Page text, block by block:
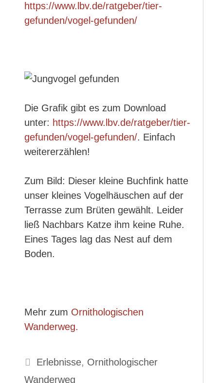
https://www.lbv.de/ratgeber/tier-
gefunden/vogel-gefunden/
Die Grafik gibt es zum Download
unter: https://www.lbv.de/ratgeber/tier-
gefunden/vogel-gefunden/. Einfach
weitererzählen!
Zum Bild: Dieser kleine Buchfink hatte
unser kleines Vogelhäuschen auf der
Terrasse zum Brüten gewählt. Leider
ließ Nachbars Katze ihm keine Ruhe.
Eines Tages lag das Nest auf dem
Boden.
Mehr zum Ornithologischen
Wanderweg.
Kategorien
Erlebnisse, Ornithologischer
Wanderweg